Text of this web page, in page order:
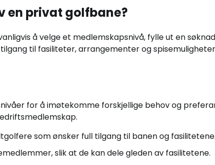
en privat golfbane?
å velge et medlemskapsnivå, fylle ut en
til fasiliteter, arrangementer og
for å imøtekomme forskjellige behov og
som ønsker full tilgang til banen og fasilitetene.
slik at de kan dele gleden av fasilitetene.